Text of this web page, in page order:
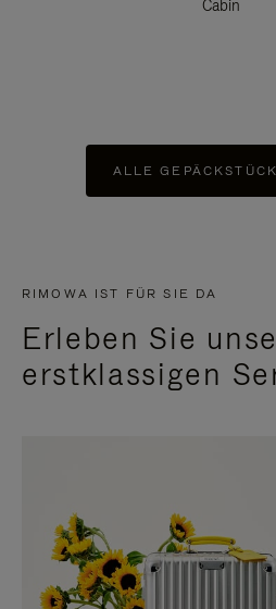
Cabin
ALLE
RIMOWA IST FÜR SIE DA
Erleben Sie
erstklassigen